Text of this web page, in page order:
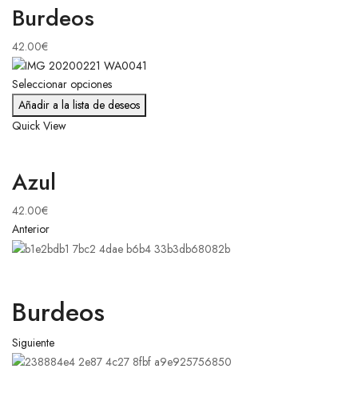
Burdeos
42.00€
Seleccionar opciones
Añadir a la lista de deseos
Quick View
Azul
42.00€
Anterior
Burdeos
Siguiente